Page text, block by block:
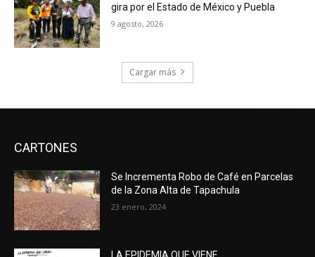
gira por el Estado de México y Puebla
9 agosto, 2026
Cargar más
CARTONES
Se Incrementa Robo de Café en Parcelas
de la Zona Alta de Tapachula
23 enero, 2024